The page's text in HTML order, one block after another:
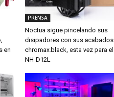
en
PRENSA
Noctua sigue pincelando sus
disipadores con sus acabados
chromax.black, esta vez para el
NH-D12L